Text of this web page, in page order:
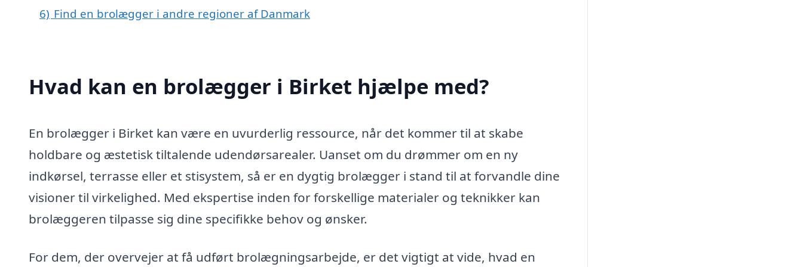
6) Find en brolægger i andre regioner af Danmark
Hvad kan en brolægger i Birket hjælpe med?
En brolægger i Birket kan være en uvurderlig ressource, når det kommer til at skabe
holdbare og æstetisk tiltalende udendørsarealer. Uanset om du drømmer om en ny
indkørsel, terrasse eller et stisystem, så er en dygtig brolægger i stand til at forvandle dine
visioner til virkelighed. Med ekspertise inden for forskellige materialer og teknikker kan
brolæggeren tilpasse sig dine specifikke behov og ønsker.
For dem, der overvejer at få udført brolægningsarbejde, er det vigtigt at vide, hvad en